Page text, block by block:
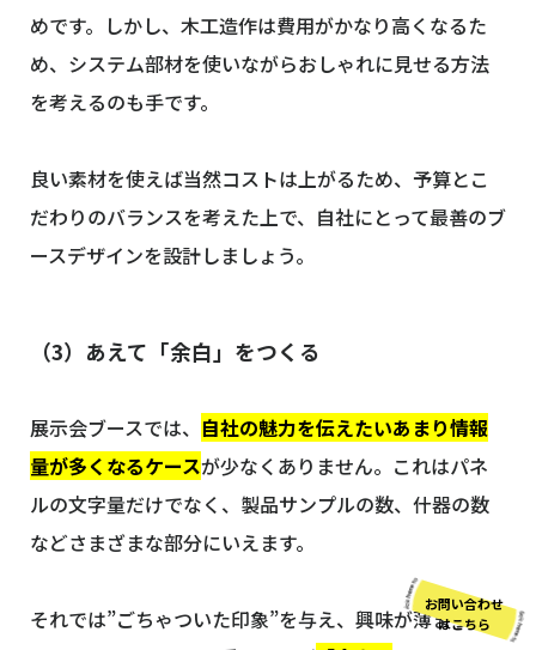
めです。しかし、木工造作は費用がかなり高くなるた
め、システム部材を使いながらおしゃれに見せる方法
を考えるのも手です。
良い素材を使えば当然コストは上がるため、予算とこ
だわりのバランスを考えた上で、自社にとって最善のブ
ースデザインを設計しましょう。
（3）あえて「余白」をつくる
展示会ブースでは、 自社の魅力を伝えたいあまり情報
量が多くなるケースが少なくありません。これはパネ
ルの文字量だけでなく、製品サンプルの数、什器の数
などさまざまな部分にいえます。
それでは”ごちゃついた印象”を与え、興味が薄まってし
お問い合わせ
はこちら